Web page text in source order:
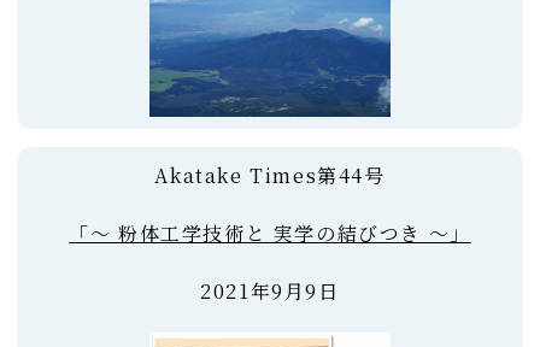
Akatake Times第44号
「～ 粉体工学技術と 実学の結びつき ～」
2021年9月9日